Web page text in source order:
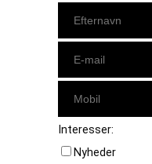
Interesser:
Nyheder